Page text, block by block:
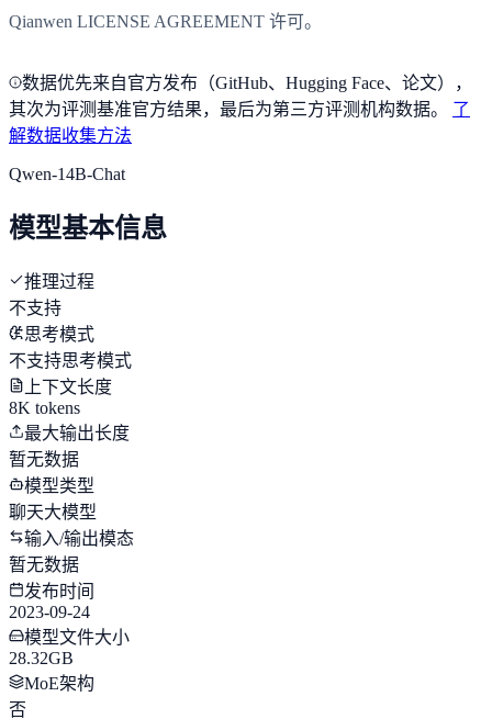
Qianwen LICENSE AGREEMENT 许可。
数据优先来自官方发布（GitHub、Hugging Face、论文），
其次为评测基准官方结果，最后为第三方评测机构数据。
了
解数据收集方法
Qwen-14B-Chat
模型基本信息
推理过程
不支持
思考模式
不支持思考模式
上下文长度
8K tokens
最大输出长度
暂无数据
模型类型
聊天大模型
输入/输出模态
暂无数据
发布时间
2023-09-24
模型文件大小
28.32GB
MoE架构
否